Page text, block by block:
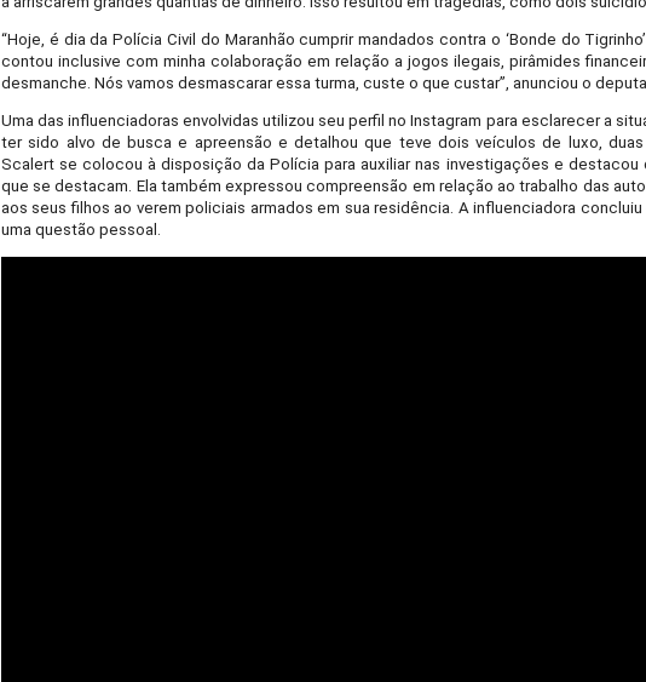
“Hoje, é dia da Polícia Civil do Maranhão cumprir mandados contra o ‘Bonde do
contou inclusive com minha colaboração em relação a jogos ilegais, pirâmides
desmanche. Nós vamos desmascarar essa turma, custe o que custar”, anunciou o
Uma das influenciadoras envolvidas utilizou seu perfil no Instagram para esclarecer a
ter sido alvo de busca e apreensão e detalhou que teve dois veículos de luxo,
Scalert se colocou à disposição da Polícia para auxiliar nas investigações e
que se destacam. Ela também expressou compreensão em relação ao trabalho das
aos seus filhos ao verem policiais armados em sua residência. A influenciadora
uma questão pessoal.